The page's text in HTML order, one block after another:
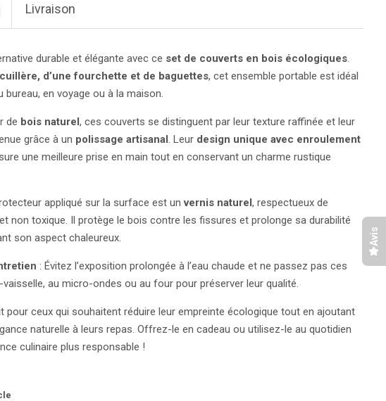
Livraison
durable et élégante avec ce set de couverts en bois écologiques.
cuillère, d’une fourchette et de baguettes, cet ensemble portable est idéal
bureau, en voyage ou à la maison.
de bois naturel, ces couverts se distinguent par leur texture raffinée et leur
grâce à un polissage artisanal. Leur design unique avec enroulement
une meilleure prise en main tout en conservant un charme rustique
appliqué sur la surface est unvernis naturel, respectueux de
non toxique. Il protège le bois contre les fissures et prolonge sa durabilité
son aspect chaleureux.
: Évitez l’exposition prolongée à l’eau chaude et ne passez pas ces
au micro-ondes ou au four pour préserver leur qualité.
pour ceux qui souhaitent réduire leur empreinte écologique tout en ajoutant
naturelle à leurs repas. Offrez-le en cadeau ou utilisez-le au quotidien
culinaire plus responsable !
Avis